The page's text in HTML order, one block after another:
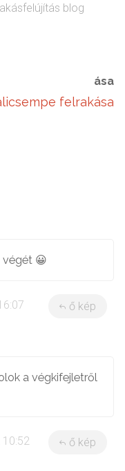
blog
ása
felrakása
végét 😀
ő kép
a végkifejletről
ő kép